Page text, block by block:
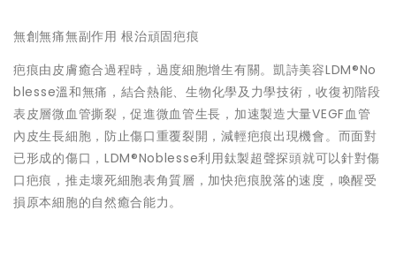
無創無痛無副作用 根治頑固疤痕
疤痕由皮膚癒合過程時，過度細胞增生有關。凱詩美容LDM®No
blesse溫和無痛，結合熱能、生物化學及力學技術，收復初階段
表皮層微血管撕裂，促進微血管生長，加速製造大量VEGF血管
內皮生長細胞，防止傷口重覆裂開，減輕疤痕出現機會。而面對
已形成的傷口，LDM®Noblesse利用鈦製超聲探頭就可以針對傷
口疤痕，推走壞死細胞表角質層，加快疤痕脫落的速度，喚醒受
損原本細胞的自然癒合能力。